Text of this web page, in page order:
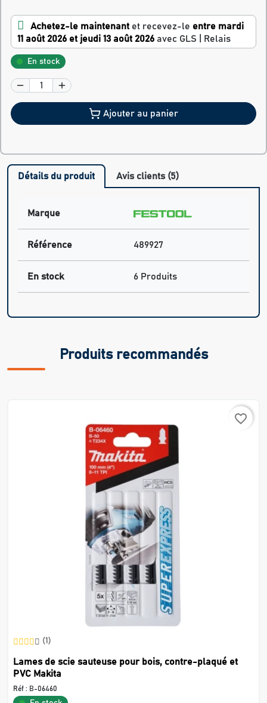
Achetez-le maintenant et recevez-le entre mardi
11 août 2026 et jeudi 13 août 2026 avec GLS | Relais
En stock
Ajouter au panier
Détails du produit Avis clients (5)
Marque
Référence 489927
En stock 6 Produits
Produits recommandés
favorite_border
(1)
Lames de scie sauteuse pour bois, contre-plaqué et
PVC Makita
Réf : B-06460